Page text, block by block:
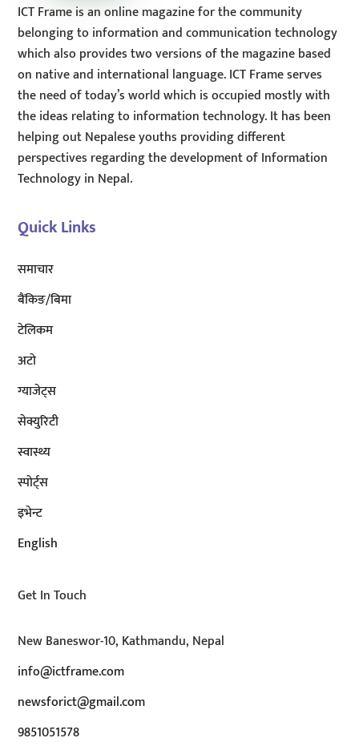
ICT Frame is an online magazine for the community
belonging to information and communication technology
which also provides two versions of the magazine based
on native and international language. ICT Frame serves
the need of today’s world which is occupied mostly with
the ideas relating to information technology. It has been
helping out Nepalese youths providing different
perspectives regarding the development of Information
Technology in Nepal.
Quick Links
समाचार
बैंकिङ/बिमा
टेलिकम
अटाे
ग्याजेट्स
सेक्युरिटी
स्वास्थ्य
स्पोर्ट्स
इभेन्ट
English
Get In Touch
New Baneswor-10, Kathmandu, Nepal
info@ictframe.com
newsforict@gmail.com
9851051578